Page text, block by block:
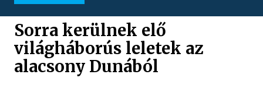
Sorra kerülnek elő
világháborús leletek az
alacsony Dunából